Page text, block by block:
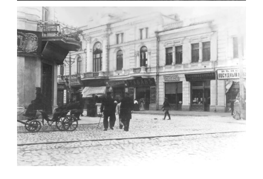
Фото Житомира період
до 1917 року
Leave a comment
ЖИТОМИР МИХАЙЛІВСЬКА 1903 РОКУ